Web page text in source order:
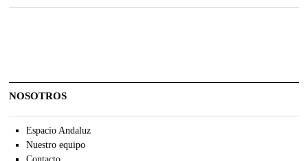
NOSOTROS
Espacio Andaluz
Nuestro equipo